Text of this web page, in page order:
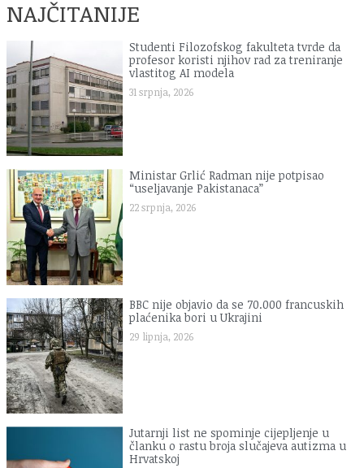
NAJČITANIJE
Studenti Filozofskog fakulteta tvrde da
profesor koristi njihov rad za treniranje
vlastitog AI modela
31 srpnja, 2026
Ministar Grlić Radman nije potpisao
“useljavanje Pakistanaca”
22 srpnja, 2026
BBC nije objavio da se 70.000 francuskih
plaćenika bori u Ukrajini
29 lipnja, 2026
Jutarnji list ne spominje cijepljenje u
članku o rastu broja slučajeva autizma u
Hrvatskoj